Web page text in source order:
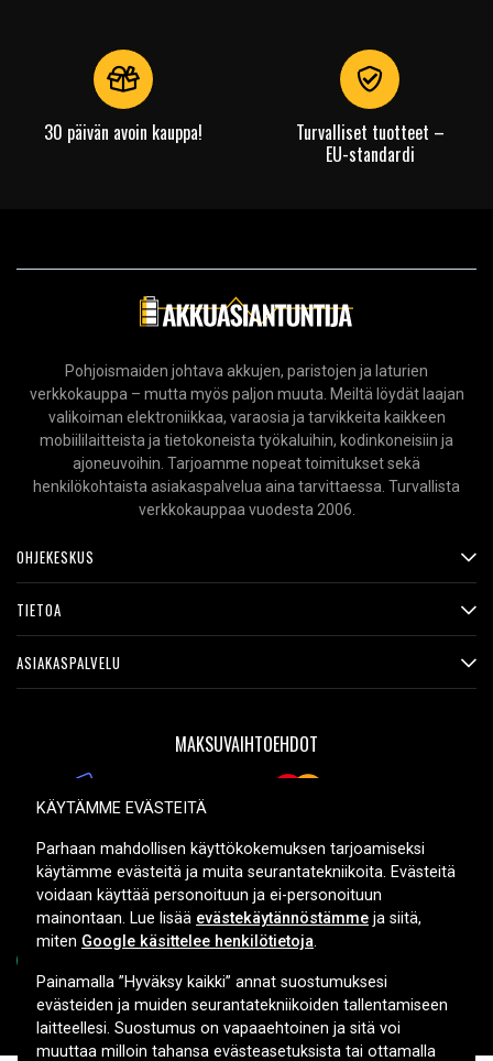
30 päivän avoin kauppa!
Turvalliset tuotteet –
EU-standardi
Pohjoismaiden johtava akkujen, paristojen ja laturien
verkkokauppa – mutta myös paljon muuta. Meiltä löydät laajan
valikoiman elektroniikkaa, varaosia ja tarvikkeita kaikkeen
mobiililaitteista ja tietokoneista työkaluihin, kodinkoneisiin ja
ajoneuvoihin. Tarjoamme nopeat toimitukset sekä
henkilökohtaista asiakaspalvelua aina tarvittaessa. Turvallista
verkkokauppaa vuodesta 2006.
OHJEKESKUS
TIETOA
ASIAKASPALVELU
MAKSUVAIHTOEHDOT
TOIMITUSVAIHTOEHDOT
Copyright © 2026, Spares Nordic AB
KÄYTÄMME EVÄSTEITÄ
Parhaan mahdollisen käyttökokemuksen tarjoamiseksi
käytämme evästeitä ja muita seurantatekniikoita. Evästeitä
voidaan käyttää personoituun ja ei-personoituun
mainontaan. Lue lisää evästekäytännöstämme ja siitä,
miten Google käsittelee henkilötietoja.
Painamalla ”Hyväksy kaikki” annat suostumuksesi
evästeiden ja muiden seurantatekniikoiden tallentamiseen
laitteellesi. Suostumus on vapaaehtoinen ja sitä voi
muuttaa milloin tahansa evästeasetuksista tai ottamalla